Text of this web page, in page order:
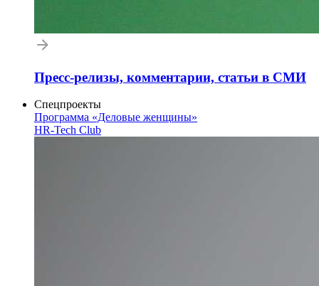
Пресс-релизы, комментарии, статьи в СМИ
Спецпроекты
Программа «Деловые женщины»
HR-Tech Club